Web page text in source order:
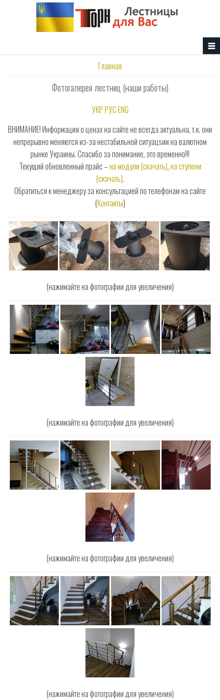
Перейти к основному содержанию
Главная
Фотогалерея лестниц (наши работы)
УКРРУСENG
ВНИМАНИЕ! Информация о ценах на сайте не всегда актуальна, т.к. они
непрерывно меняются из-за нестабильной ситуацsии на валютном
рынке Украины. Спасибо за понимание, это временно!!!
Текущий обновленный прайс –на модули (скачать),на ступени
(скачать).
Обратиться к менеджеру за консультацией по телефонам на сайте
(Контакты)
(нажимайте на фотографии для увеличения)
(нажимайте на фотографии для увеличения)
(нажимайте на фотографии для увеличения)
(нажимайте на фотографии для увеличения)